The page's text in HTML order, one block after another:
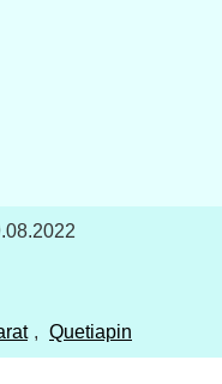
, Quetiapin